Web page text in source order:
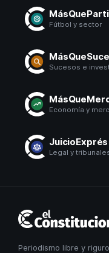
Fútbol y sector
Sucesos e
Economía y
JuicioExprés
Legal y
Periodismo libre y